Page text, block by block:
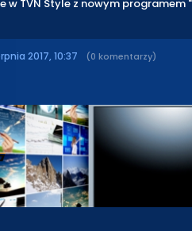
w TVN Style z nowym programem
2017, 10:37 (0 komentarzy)